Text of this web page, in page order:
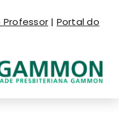
Professor | Portal do